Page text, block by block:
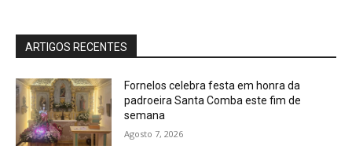
ARTIGOS RECENTES
Fornelos celebra festa em honra da
padroeira Santa Comba este fim de
semana
Agosto 7, 2026